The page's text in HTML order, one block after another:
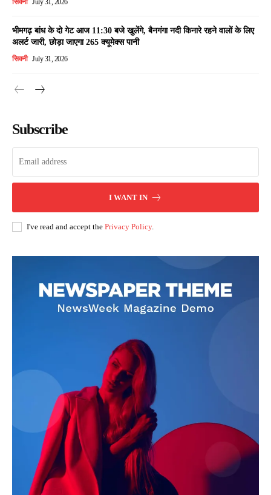
सिवनी July 31, 2026
भीमगढ़ बांध के दो गेट आज 11:30 बजे खुलेंगे, बैनगंगा नदी किनारे रहने वालों के लिए
अलर्ट जारी, छोड़ा जाएगा 265 क्यूमेक्स पानी
सिवनी July 31, 2026
Subscribe
I WANT IN
I've read and accept the Privacy Policy.